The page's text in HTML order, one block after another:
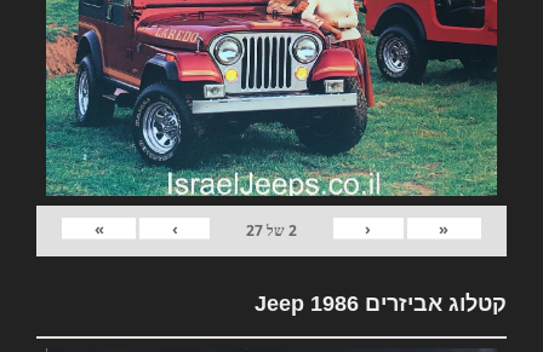
«
‹
2של27
›
»
קטלוג אביזרים Jeep 1986